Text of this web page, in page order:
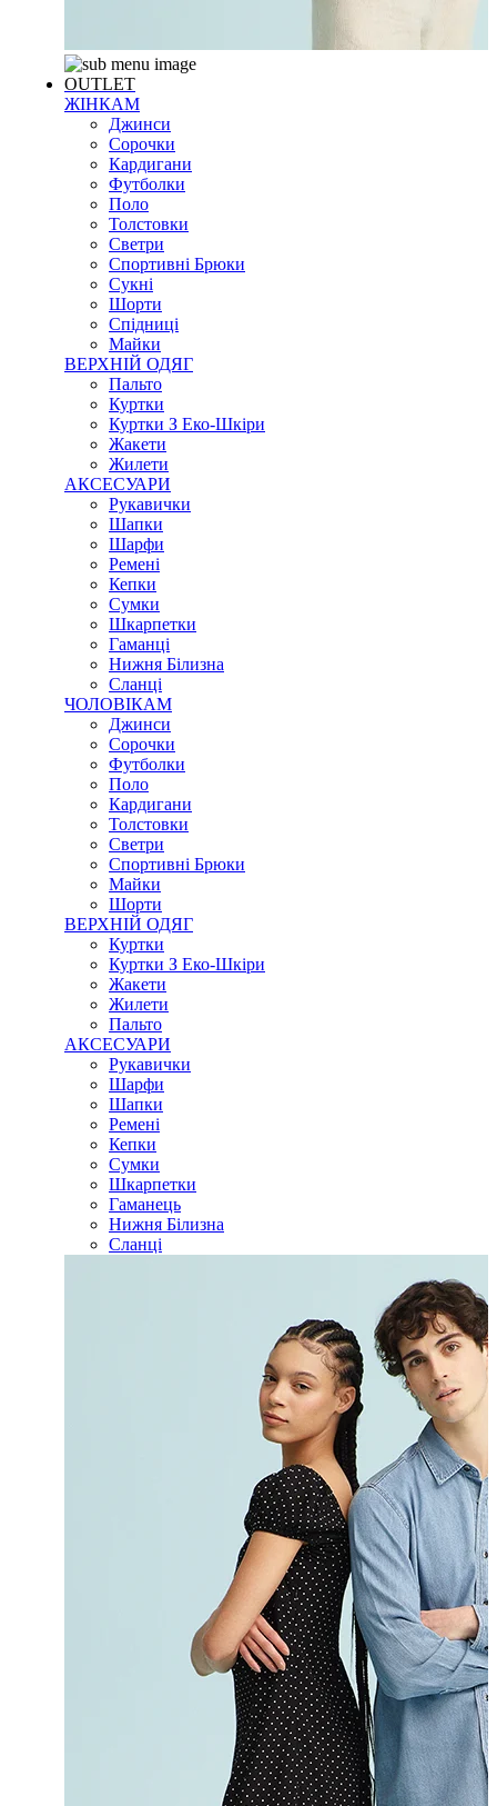
OUTLET
ЖІНКАМ
Джинси
Сорочки
Кардигани
Футболки
Поло
Толстовки
Светри
Спортивні Брюки
Сукні
Шорти
Спідниці
Майки
ВЕРХНІЙ ОДЯГ
Пальто
Куртки
Куртки З Еко-Шкіри
Жакети
Жилети
АКСЕСУАРИ
Рукавички
Шапки
Шарфи
Ремені
Кепки
Сумки
Шкарпетки
Гаманці
Нижня Білизна
Сланці
ЧОЛОВІКАМ
Джинси
Сорочки
Футболки
Поло
Кардигани
Толстовки
Светри
Спортивні Брюки
Майки
Шорти
ВЕРХНІЙ ОДЯГ
Куртки
Куртки З Еко-Шкіри
Жакети
Жилети
Пальто
АКСЕСУАРИ
Рукавички
Шарфи
Шапки
Ремені
Кепки
Сумки
Шкарпетки
Гаманець
Нижня Білизна
Сланці